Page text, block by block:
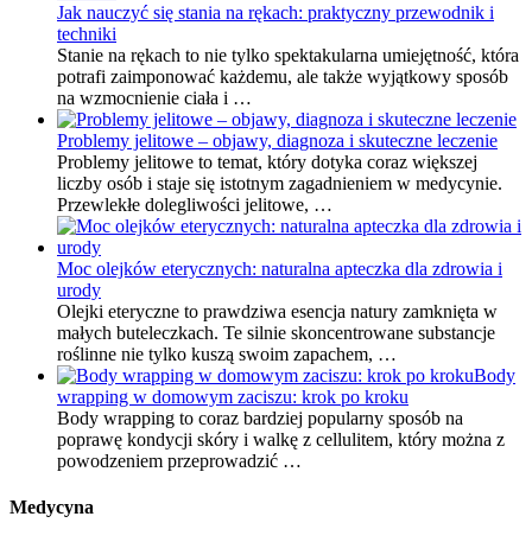
Jak nauczyć się stania na rękach: praktyczny przewodnik i
techniki
Stanie na rękach to nie tylko spektakularna umiejętność, która
potrafi zaimponować każdemu, ale także wyjątkowy sposób
na wzmocnienie ciała i …
Problemy jelitowe – objawy, diagnoza i skuteczne leczenie
Problemy jelitowe to temat, który dotyka coraz większej
liczby osób i staje się istotnym zagadnieniem w medycynie.
Przewlekłe dolegliwości jelitowe, …
Moc olejków eterycznych: naturalna apteczka dla zdrowia i
urody
Olejki eteryczne to prawdziwa esencja natury zamknięta w
małych buteleczkach. Te silnie skoncentrowane substancje
roślinne nie tylko kuszą swoim zapachem, …
Body
wrapping w domowym zaciszu: krok po kroku
Body wrapping to coraz bardziej popularny sposób na
poprawę kondycji skóry i walkę z cellulitem, który można z
powodzeniem przeprowadzić …
Medycyna